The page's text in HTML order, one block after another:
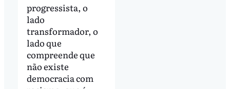
progressista, o
lado
transformador, o
lado que
compreende que
não existe
democracia com